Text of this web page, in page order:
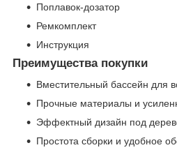
Поплавок-дозатор
Ремкомплект
Инструкция
Преимущества покупки
Вместительный бассейн для
Прочные материалы и
Эффектный дизайн под
Простота сборки и удобное